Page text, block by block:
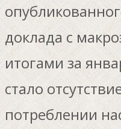
доклада с
итогами за
стало
потреблении